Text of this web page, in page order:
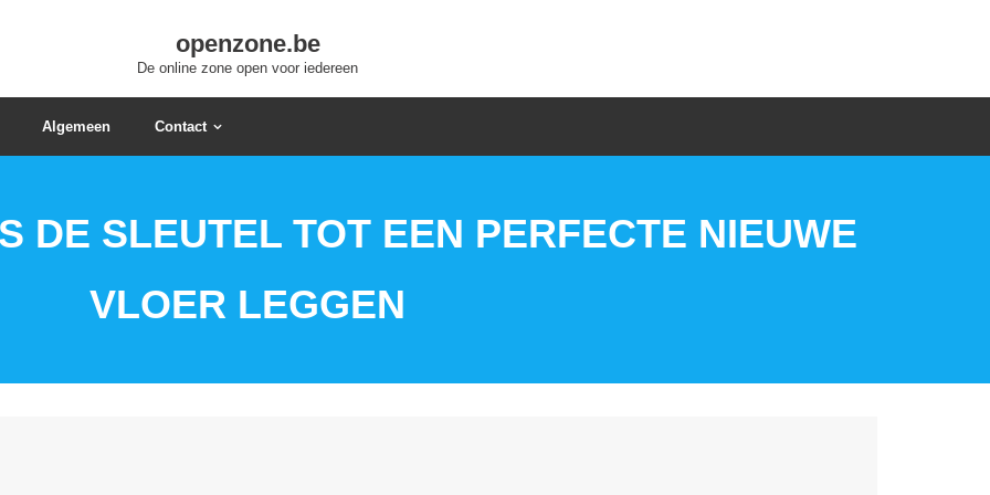
openzone.be
De online zone open voor iedereen
Algemeen Contact
DE SLEUTEL TOT EEN PERFECTE NIEUWE
VLOER LEGGEN